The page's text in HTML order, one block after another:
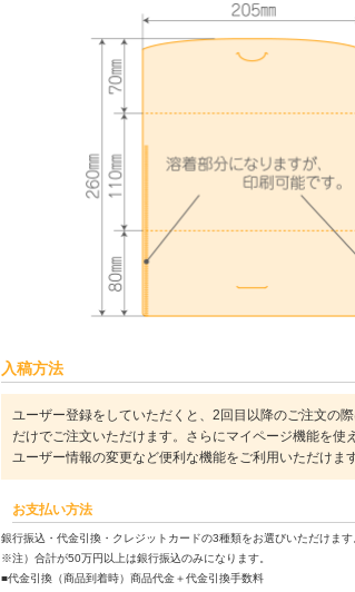
入稿方法
ユーザー登録をしていただくと、2回目以降のご注文の
だけでご注文いただけます。さらにマイページ機能を使
ユーザー情報の変更など便利な機能をご利用いただけます
お支払い方法
銀行振込・代金引換・クレジットカードの3種類をお選びいただけます
※注）合計が50万円以上は銀行振込のみになります。
■代金引換（商品到着時）商品代金＋代金引換手数料